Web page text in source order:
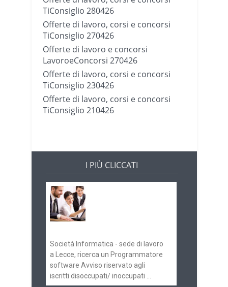
TiConsiglio 280426
Offerte di lavoro, corsi e concorsi
TiConsiglio 270426
Offerte di lavoro e concorsi
LavoroeConcorsi 270426
Offerte di lavoro, corsi e concorsi
TiConsiglio 230426
Offerte di lavoro, corsi e concorsi
TiConsiglio 210426
I PIÙ CLICCATI
Società Informatica - sede di lavoro
a Lecce, ricerca un Programmatore
software Avviso riservato agli
iscritti disoccupati/ inoccupati ...